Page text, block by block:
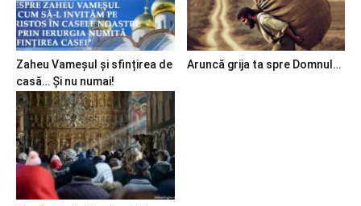
Zaheu Vameșul și sfințirea de
casă… Și nu numai!
Aruncă grija ta spre Domnul…